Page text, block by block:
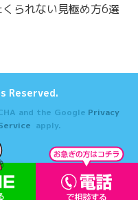
られない見極め方6選
Reserved.
and the Google Privacy
apply.